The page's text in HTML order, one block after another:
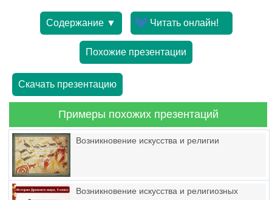
Содержание ▼ Читать онлайн!
Похожие презентации
Скачать презентацию
Примеры похожих презентаций
Возникновение искусства и религии
Возникновение искусства и религиозных